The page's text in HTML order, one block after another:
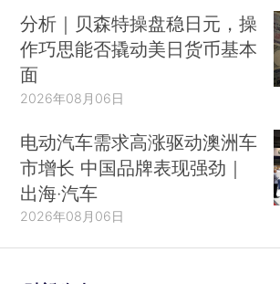
分析｜贝森特操盘稳日元，操
作巧思能否撬动美日货币基本
面
2026年08月06日
电动汽车需求高涨驱动澳洲车
市增长 中国品牌表现强劲｜
出海·汽车
2026年08月06日